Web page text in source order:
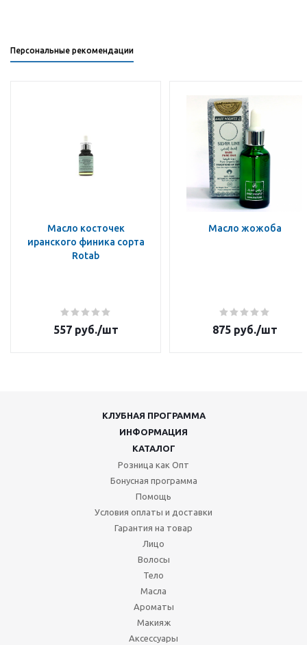
Персональные рекомендации
Масло косточек
иранского финика сорта
Rotab
557руб./шт
Масло жожоба
875руб./шт
КЛУБНАЯ ПРОГРАММА
ИНФОРМАЦИЯ
КАТАЛОГ
Розница как Опт
Бонусная программа
Помощь
Условия оплаты и доставки
Гарантия на товар
Лицо
Волосы
Тело
Масла
Ароматы
Макияж
Аксессуары